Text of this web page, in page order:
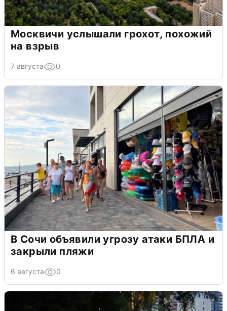
Москвичи услышали грохот, похожий
на взрыв
7 августа 0
В Сочи объявили угрозу атаки БПЛА и
закрыли пляжи
6 августа 0